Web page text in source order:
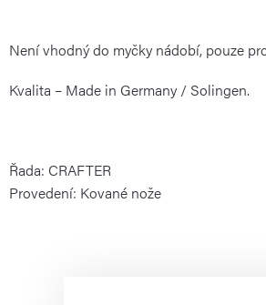
Není vhodný do myčky nádobí, pouze
Kvalita – Made in Germany / Solingen.
Řada: CRAFTER
Provedení: Kované nože